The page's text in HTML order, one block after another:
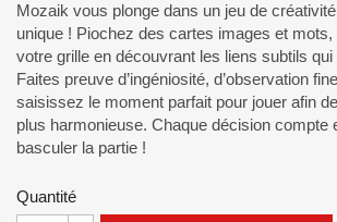
Mozaik vous plonge dans un jeu de
unique ! Piochez des cartes images et
votre grille en découvrant les liens subtils qui
Faites preuve d’ingéniosité, d’observation
saisissez le moment parfait pour jouer afin
plus harmonieuse. Chaque décision compte
basculer la partie !
Quantité